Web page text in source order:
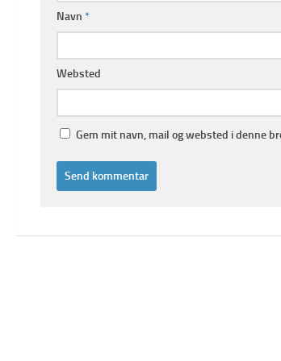
Navn *
Websted
Gem mit navn, mail og websted i denne